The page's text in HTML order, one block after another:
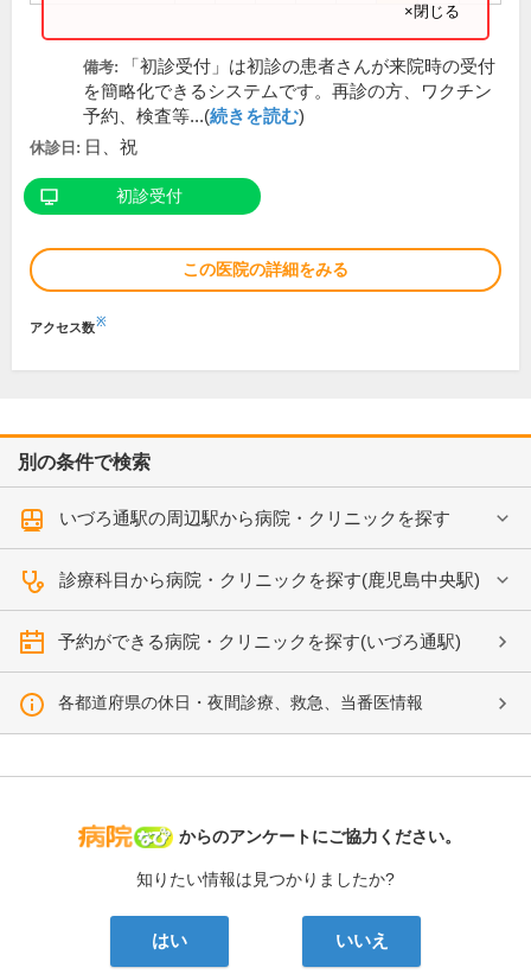
×閉じる
備考:
「初診受付」は初診の患者さんが来院時の受付
を簡略化できるシステムです。再診の方、ワクチン
予約、検査等...(続きを読む)
休診日: 日、祝
初診受付
この医院の詳細をみる
アクセス数※
別の条件で検索
いづろ通駅の周辺駅から病院・クリニックを探す
診療科目から病院・クリニックを探す(鹿児島中央駅)
予約ができる病院・クリニックを探す(いづろ通駅)
各都道府県の休日・夜間診療、救急、当番医情報
病院なび
からのアンケートにご協力ください。
知りたい情報は見つかりましたか?
はい いいえ